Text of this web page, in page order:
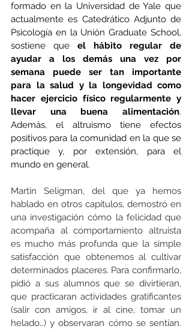
formado en la Universidad de Yale que
actualmente es Catedrático Adjunto de
Psicología en la Unión Graduate School,
sostiene que el hábito regular de
ayudar a los demás una vez por
semana puede ser tan importante
para la salud y la longevidad como
hacer ejercicio físico regularmente y
llevar una buena alimentación.
Además, el altruismo tiene efectos
positivos para la comunidad en la que se
practique y, por extensión, para el
mundo en general.
Martin Seligman, del que ya hemos
hablado en otros capítulos, demostró en
una investigación cómo la felicidad que
acompaña al comportamiento altruista
es mucho más profunda que la simple
satisfacción que obtenemos al cultivar
determinados placeres. Para confirmarlo,
pidió a sus alumnos que se divirtieran,
que practicaran actividades gratificantes
(salir con amigos, ir al cine, tomar un
helado…) y observaran cómo se sentían.